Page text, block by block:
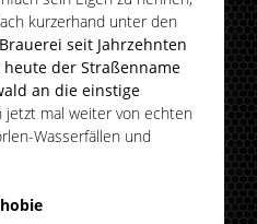
kurzerhand unter den
seit Jahrzehnten
der Straßenname
an die einstige
jetzt mal weiter von echten
Wasserfällen und